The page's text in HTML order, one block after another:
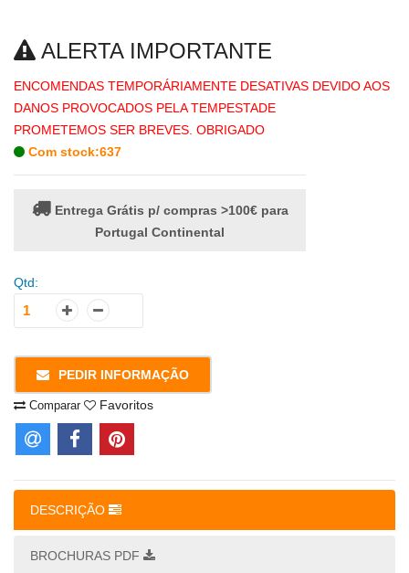
ALERTA IMPORTANTE
ENCOMENDAS TEMPORÁRIAMENTE DESATIVAS DEVIDO AOS
DANOS PROVOCADOS PELA TEMPESTADE
PROMETEMOS SER BREVES. OBRIGADO
Com stock:637
Entrega Grátis p/ compras >100€ para
Portugal Continental
Qtd:
PEDIR INFORMAÇÃO
Comparar Favoritos
DESCRIÇÃO
BROCHURAS PDF